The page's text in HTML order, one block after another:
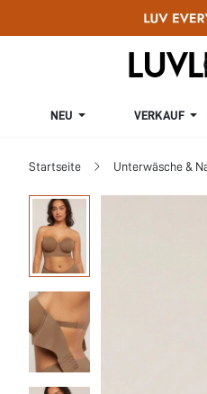
NEU VERKAUF
Startseite Unterwäsche &